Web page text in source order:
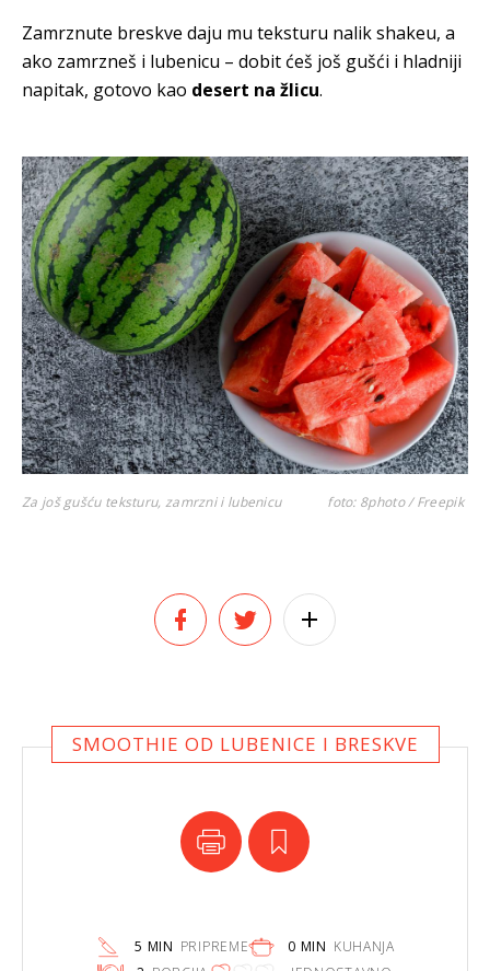
Zamrznute breskve daju mu teksturu nalik shakeu, a
ako zamrzneš i lubenicu – dobit ćeš još gušći i hladniji
napitak, gotovo kao desert na žlicu.
Za još gušću teksturu, zamrzni i lubenicu foto: 8photo / Freepik
SMOOTHIE OD LUBENICE I BRESKVE
5 MIN PRIPREME 0 MIN KUHANJA